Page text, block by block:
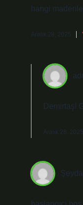
hangi
Aralık 28, 2025
Demirtaş!
Aralık 28, 2025
Şeyda